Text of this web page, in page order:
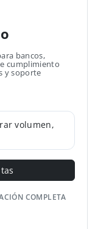
bancos,
cumplimiento
y soporte
volumen,
COMPLETA